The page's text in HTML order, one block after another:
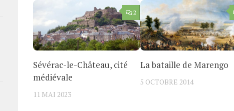
2
Sévérac-le-Château, cité
médiévale
11 MAI 2023
La bataille de Marengo
5 OCTOBRE 2014